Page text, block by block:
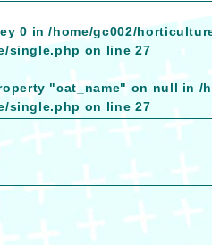
0 in/home/gc002/
single.php on line 27
"cat_name" on null in /
single.php on line 27